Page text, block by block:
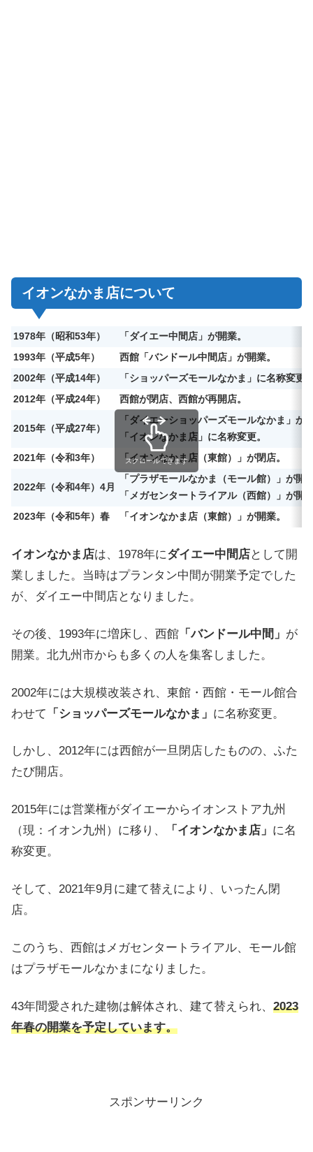
イオンなかま店について
1978年（昭和53年）
「ダイエー中間店」が開業。
1993年（平成5年）
西館「バンドール中間店」が開業。
2002年（平成14年）
「ショッパーズモールなかま」に名称変更
2012年（平成24年）
西館が閉店、西館が再開店。
2015年（平成27年）
「ダイエーショッパーズモールなかま」か
「イオンなかま店」に名称変更。
2021年（令和3年）
「イオンなかま店（東館）」が閉店。
2022年（令和4年）4月
「プラザモールなかま（モール館）」が開
「メガセンタートライアル（西館）」が開
2023年（令和5年）春
「イオンなかま店（東館）」が開業。
スクロールできます
イオンなかま店は、1978年にダイエー中間店として開
業しました。当時はプランタン中間が開業予定でした
が、ダイエー中間店となりました。
その後、1993年に増床し、西館 「バンドール中間」 が
開業。北九州市からも多くの人を集客しました。
2002年には大規模改装され、東館・西館・モール館合
わせて
「ショッパーズモールなかま」 に名称変更。
しかし、2012年には西館が一旦閉店したものの、ふた
たび開店。
2015年には営業権がダイエーからイオンストア九州
（現：イオン九州）に移り、
「イオンなかま店」 に名
称変更。
そして、2021年9月に建て替えにより、いったん閉
店。
このうち、西館はメガセンタートライアル、モール館
はプラザモールなかまになりました。
43年間愛された建物は解体され、建て替えられ、 2023
年春の開業を予定しています。
スポンサーリンク